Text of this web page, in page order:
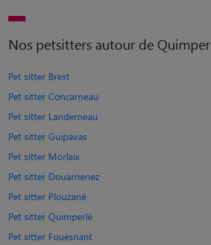
Nos petsitters autour de Quimper
Pet sitter Brest
Pet sitter Concarneau
Pet sitter Landerneau
Pet sitter Guipavas
Pet sitter Morlaix
Pet sitter Douarnenez
Pet sitter Plouzané
Pet sitter Quimperlé
Pet sitter Fouesnant